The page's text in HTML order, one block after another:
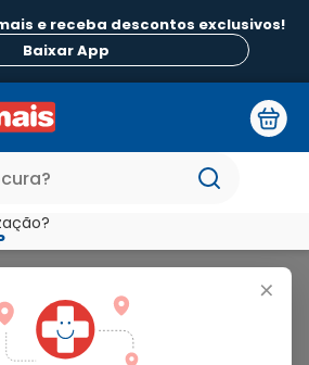
e receba descontos exclusivos!
Baixar App
+